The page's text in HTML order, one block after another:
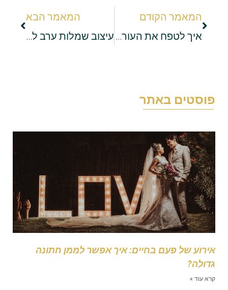
המאמר הקודם
איך לטפח את העור לפני אירוע? מדריך מיוחד!
המאמר הבא
עיצוב שמלות ערב לאירועים: כך תהפכו למעצבות מובילות
באתר
של פעם בחיים: איך אפשר לממן חתונה
עוד »